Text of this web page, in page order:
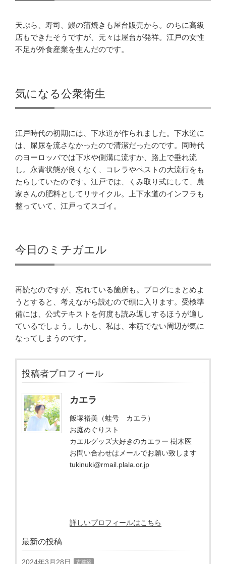
天ぷら、寿司、鰻の蒲焼きも屋台販売から。のちに高級
店もできたそうですが、元々は屋台が発祥。江戸の女性
不足が外食産業を生んだのです。
気になる公衆衛生
江戸時代の初期には、下水道が作られました。下水道に
は、屎尿を流さなかったので清潔だったのです。同時代
のヨーロッバでは下水や側溝に流すか、路上で垂れ流
し。永青状態が良くなく、コレラやペストの大流行をも
たらしていたのです。江戸では、くみ取り式にして、農
家さんの肥料としてリサイクル。上下水道のインフラも
整っていて、江戸ってスゴイ。
今日のミチガエル
再読なのですが、忘れている箇所も。ブログにまとめよ
うとすると、考えながら読むので頭に入ります。受検準
備には、公式テキストを何度も読み返しするほうが適し
ているでしょう。しかし、私は、本筋でない周辺が気に
なってしまうのです。
投稿者プロフィール
カエラ
飯塚裕美（蛙号 カエラ）
お庭めぐりスト
カエルグッズ大好きのカエラー 樹木医
お問い合わせはメールでお願い致します
tukinuki@rmail.plala.or.jp
詳しいプロフィールはこちら
最新の投稿
2024年3月28日 古建築